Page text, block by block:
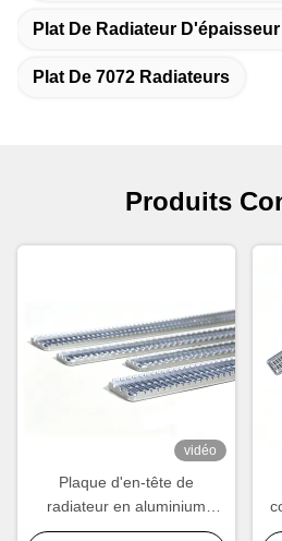
Plat De Radiateur
Plat De 7072 Radiateurs
Produits
vidéo
Plaque d'en-tête de
radiateur en aluminium
personnalisé et plaque d'en-